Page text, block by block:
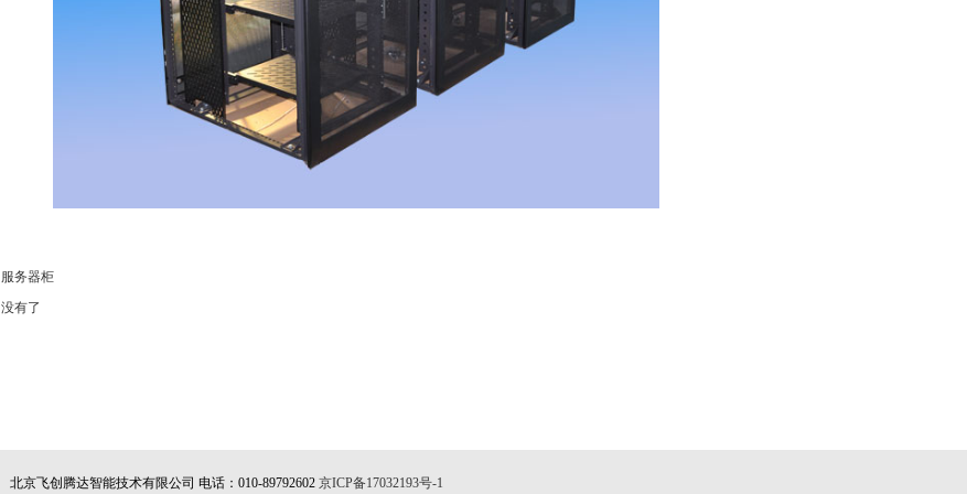
服务器柜
没有了
北京飞创腾达智能技术有限公司 电话：010-89792602 京ICP备17032193号-1